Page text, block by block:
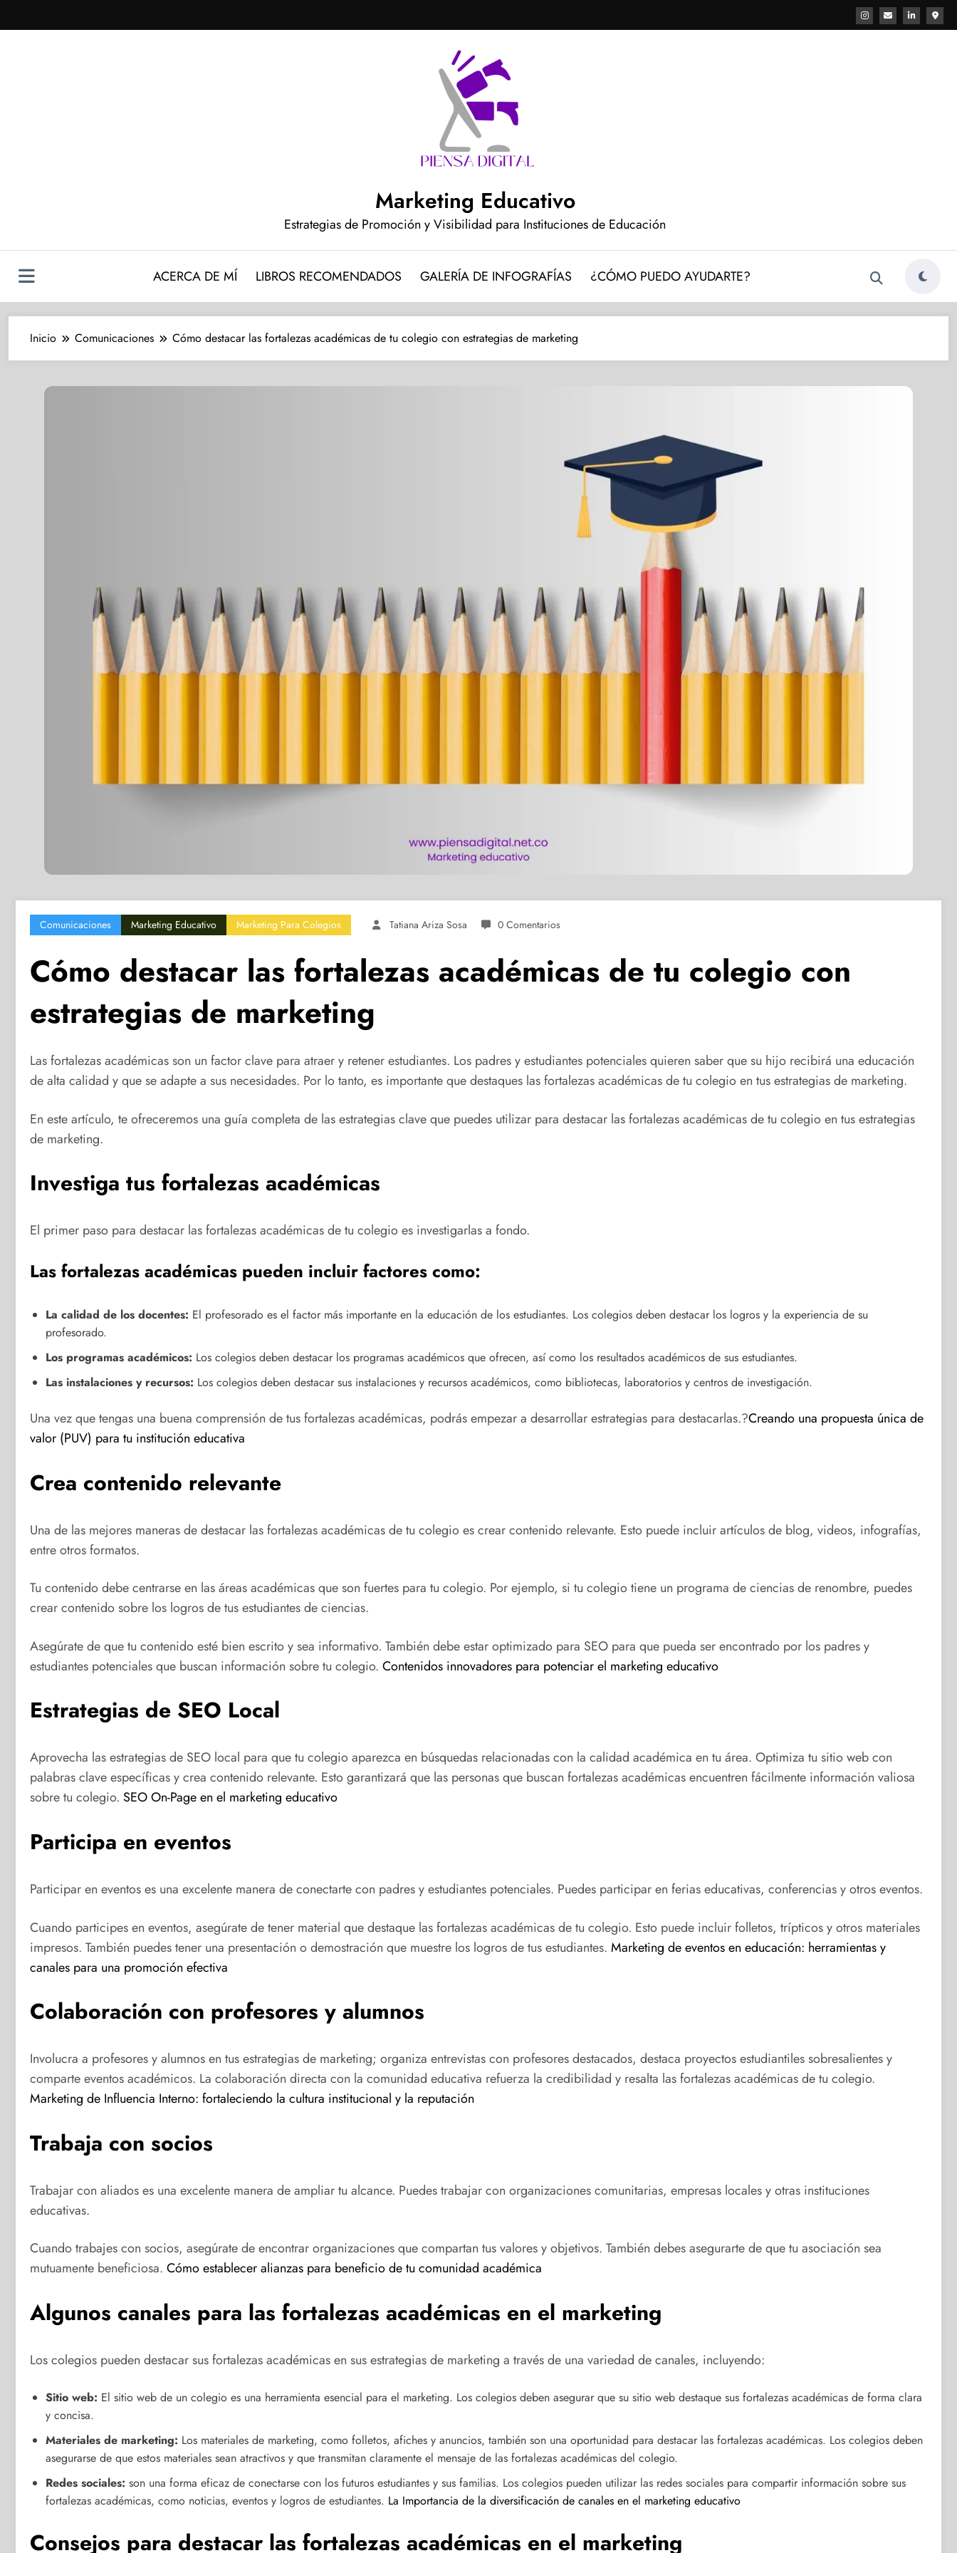
al
Marketing Educativo
Estrategias de Promoción y Visibilidad para Instituciones de Educación
ACERCA DE MÍ LIBROS RECOMENDADOS GALERÍA DE INFOGRAFÍAS ¿CÓMO PUEDO AYUDARTE?
Inicio Comunicaciones Cómo destacar las fortalezas académicas de tu colegio con estrategias de marketing
Comunicaciones Marketing Educativo Marketing Para Colegios Tatiana Ariza Sosa 0 Comentarios
Cómo destacar las fortalezas académicas de tu colegio con
estrategias de marketing
Las fortalezas académicas son un factor clave para atraer y retener estudiantes. Los padres y estudiantes potenciales quieren saber que su hijo recibirá una educación
de alta calidad y que se adapte a sus necesidades. Por lo tanto, es importante que destaques las fortalezas académicas de tu colegio en tus estrategias de marketing.
En este artículo, te ofreceremos una guía completa de las estrategias clave que puedes utilizar para destacar las fortalezas académicas de tu colegio en tus estrategias
de marketing.
Investiga tus fortalezas académicas
El primer paso para destacar las fortalezas académicas de tu colegio es investigarlas a fondo.
Las fortalezas académicas pueden incluir factores como:
La calidad de los docentes: El profesorado es el factor más importante en la educación de los estudiantes. Los colegios deben destacar los logros y la experiencia de su
profesorado.
Los programas académicos: Los colegios deben destacar los programas académicos que ofrecen, así como los resultados académicos de sus estudiantes.
Las instalaciones y recursos: Los colegios deben destacar sus instalaciones y recursos académicos, como bibliotecas, laboratorios y centros de investigación.
Una vez que tengas una buena comprensión de tus fortalezas académicas, podrás empezar a desarrollar estrategias para destacarlas.?Creando una propuesta única de
valor (PUV) para tu institución educativa
Crea contenido relevante
Una de las mejores maneras de destacar las fortalezas académicas de tu colegio es crear contenido relevante. Esto puede incluir artículos de blog, videos, infografías,
entre otros formatos.
Tu contenido debe centrarse en las áreas académicas que son fuertes para tu colegio. Por ejemplo, si tu colegio tiene un programa de ciencias de renombre, puedes
crear contenido sobre los logros de tus estudiantes de ciencias.
Asegúrate de que tu contenido esté bien escrito y sea informativo. También debe estar optimizado para SEO para que pueda ser encontrado por los padres y
estudiantes potenciales que buscan información sobre tu colegio. Contenidos innovadores para potenciar el marketing educativo
Estrategias de SEO Local
Aprovecha las estrategias de SEO local para que tu colegio aparezca en búsquedas relacionadas con la calidad académica en tu área. Optimiza tu sitio web con
palabras clave específicas y crea contenido relevante. Esto garantizará que las personas que buscan fortalezas académicas encuentren fácilmente información valiosa
sobre tu colegio. SEO On-Page en el marketing educativo
Participa en eventos
Participar en eventos es una excelente manera de conectarte con padres y estudiantes potenciales. Puedes participar en ferias educativas, conferencias y otros eventos.
Cuando participes en eventos, asegúrate de tener material que destaque las fortalezas académicas de tu colegio. Esto puede incluir folletos, trípticos y otros materiales
impresos. También puedes tener una presentación o demostración que muestre los logros de tus estudiantes. Marketing de eventos en educación: herramientas y
canales para una promoción efectiva
Colaboración con profesores y alumnos
Involucra a profesores y alumnos en tus estrategias de marketing; organiza entrevistas con profesores destacados, destaca proyectos estudiantiles sobresalientes y
comparte eventos académicos. La colaboración directa con la comunidad educativa refuerza la credibilidad y resalta las fortalezas académicas de tu colegio.
Marketing de Influencia Interno: fortaleciendo la cultura institucional y la reputación
Trabaja con socios
Trabajar con aliados es una excelente manera de ampliar tu alcance. Puedes trabajar con organizaciones comunitarias, empresas locales y otras instituciones
educativas.
Cuando trabajes con socios, asegúrate de encontrar organizaciones que compartan tus valores y objetivos. También debes asegurarte de que tu asociación sea
mutuamente beneficiosa. Cómo establecer alianzas para beneficio de tu comunidad académica
Algunos canales para las fortalezas académicas en el marketing
Los colegios pueden destacar sus fortalezas académicas en sus estrategias de marketing a través de una variedad de canales, incluyendo:
Sitio web: El sitio web de un colegio es una herramienta esencial para el marketing. Los colegios deben asegurar que su sitio web destaque sus fortalezas académicas de forma clara
y concisa.
Materiales de marketing: Los materiales de marketing, como folletos, afiches y anuncios, también son una oportunidad para destacar las fortalezas académicas. Los colegios deben
asegurarse de que estos materiales sean atractivos y que transmitan claramente el mensaje de las fortalezas académicas del colegio.
Redes sociales: son una forma eficaz de conectarse con los futuros estudiantes y sus familias. Los colegios pueden utilizar las redes sociales para compartir información sobre sus
fortalezas académicas, como noticias, eventos y logros de estudiantes. La Importancia de la diversificación de canales en el marketing educativo
Consejos para destacar las fortalezas académicas en el marketing